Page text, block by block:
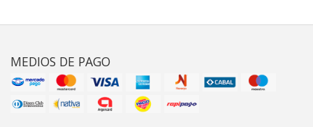
MEDIOS DE PAGO